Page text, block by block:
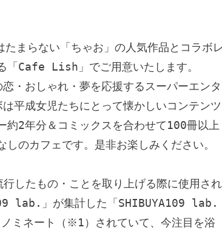
まらない「ちゃお」の人気作品とコラボレ
「Cafe Lish」でご用意いたします。
・おしゃれ・夢を応援するスーパーエンタ
平成女児たちにとって懐かしいコンテンツ
約2年分＆コミックスを合わせて100冊以上
のカフェです。是非お楽しみください。
したもの・ことを取り上げる際に使用され
lab.」が集計した「SHIBUYA109 lab.
ミネート（※1）されていて、今注目を浴